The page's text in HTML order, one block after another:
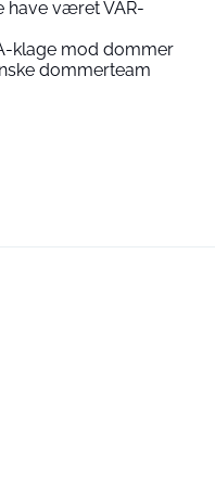
have været VAR-
klage mod dommer
dommerteam